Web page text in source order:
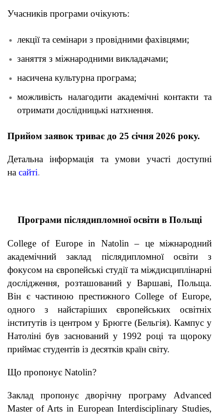
Учасників програми очікують:
лекції та семінари з провідними фахівцями;
заняття з міжнародними викладачами;
насичена культурна програма;
можливість налагодити академічні контакти та
отримати дослідницькі натхнення.
Прийом заявок триває до 25 січня 2026 року.
Детальна інформація та умови участі доступні
на сайті.
Програми післядипломної освіти в Польщі
College of Europe in Natolin – це міжнародний
академічний заклад післядипломної освіти з
фокусом на європейські студії та міждисциплінарні
дослідження, розташований у Варшаві, Польща.
Він є частиною престижного College of Europe,
одного з найстаріших європейських освітніх
інститутів із центром у Брюгге (Бельгія). Кампус у
Натоліні був заснований у 1992 році та щороку
приймає студентів із десятків країн світу.
Що пропонує Natolin?
Заклад пропонує дворічну програму Advanced
Master of Arts in European Interdisciplinary Studies,